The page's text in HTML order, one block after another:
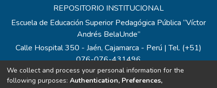
REPOSITORIO INSTITUCIONAL
Escuela de Educación Superior Pedagógica Pública “Víctor
Andrés BelaUnde”
Calle Hospital 350 - Jaén, Cajamarca - Perú | Tel. (+51)
076-076-431496
Todos los contenidos de repositorio.eesppvab.edu.pe están
bajo la Licencia Creative Commons
We collect and process your personal information for the
following purposes: Authentication, Preferences,